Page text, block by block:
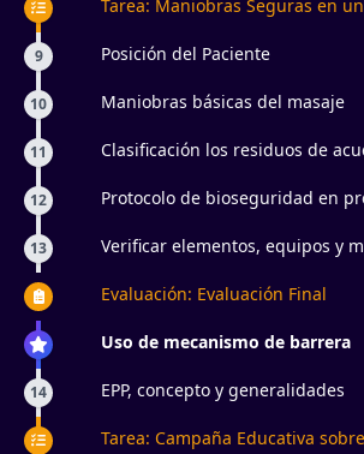
Tarea: Maniobras Seguras en
9 Posición del Paciente
10 Maniobras básicas del masaje
11
Clasificación los residuos de acuerdo con la
12
Protocolo de bioseguridad en
13
Verificar elementos, equipos y
Evaluación: Evaluación Final
Uso de mecanismo de barrera
14 EPP, concepto y generalidades
Tarea: Campaña Educativa